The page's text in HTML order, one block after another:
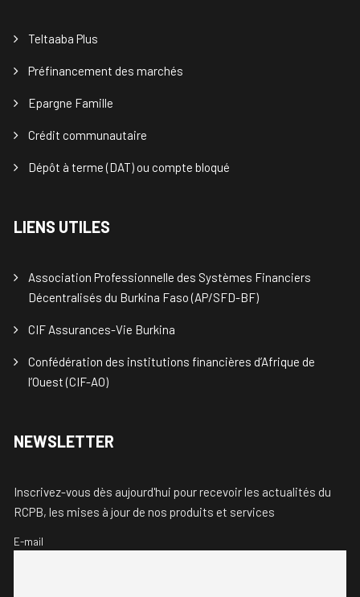
Teltaaba Plus
Préfinancement des marchés
Epargne Famille
Crédit communautaire
Dépôt à terme (DAT) ou compte bloqué
LIENS UTILES
Association Professionnelle des Systèmes Financiers
Décentralisés du Burkina Faso (AP/SFD-BF)
CIF Assurances-Vie Burkina
Confédération des institutions financières d’Afrique de
l’Ouest (CIF-AO)
NEWSLETTER
Inscrivez-vous dès aujourd'hui pour recevoir les actualités du
RCPB, les mises à jour de nos produits et services
E-mail